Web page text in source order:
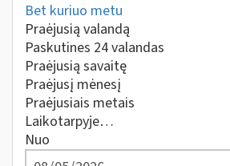
Bet kuriuo metu
Praėjusią valandą
Paskutines 24 valandas
Praėjusią savaitę
Praėjusį mėnesį
Praėjusiais metais
Laikotarpyje…
Nuo